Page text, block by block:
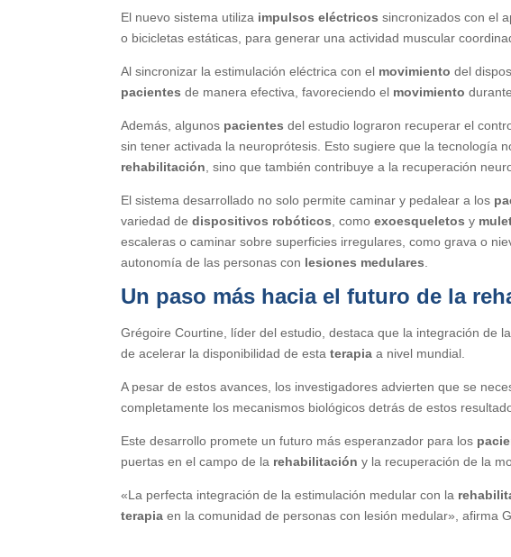
El nuevo sistema utiliza impulsos eléctricos sincronizados con el
o bicicletas estáticas, para generar una actividad muscular
Al sincronizar la estimulación eléctrica con el movimiento del
pacientes de manera efectiva, favoreciendo el movimiento
Además, algunos pacientes del estudio lograron recuperar el
sin tener activada la neuroprótesis. Esto sugiere que la tecnología
rehabilitación , sino que también contribuye a la recuperación
El sistema desarrollado no solo permite caminar y pedalear a los
variedad dedispositivos robóticos , comoexoesqueletos y
escaleras o caminar sobre superficies irregulares, como grava o
autonomía de las personas con lesiones medulares
Un paso más hacia el futuro de la
Grégoire Courtine, líder del estudio, destaca que la integración de
de acelerar la disponibilidad de estaterapia a nivel mundial.
A pesar de estos avances, los investigadores advierten que se
completamente los mecanismos biológicos detrás de estos
Este desarrollo promete un futuro más esperanzador para los
puertas en el campo de la rehabilitación y la recuperación de la
«La perfecta integración de la estimulación medular con la
terapia en la comunidad de personas con lesión medular», afirma